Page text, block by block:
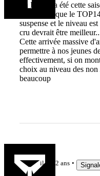
La ProD2 a été cette
homogène que le
suspense et le niveau
cru devrait être
Cette arrivée massive
permettre à nos jeunes
effectivement, si on
choix au niveau des
beaucoup
il y a 2 ans